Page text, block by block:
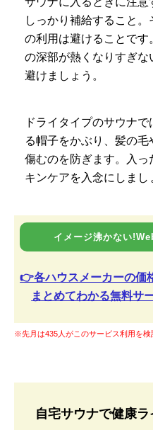
しっかり補給すること
の利用は避けることで
の深部が熱くなりすぎ
避けましょう。
ドライタイプのサウナ
る帽子をかぶり、髪の
傷むのを防ぎます。入っ
キンケアを入念にしまし
イメージ沸かない
👉各ハウスメーカーの価
まとめてわかる無料サ
※先月は435人がこのサービス利用を検
自宅サウナで健康